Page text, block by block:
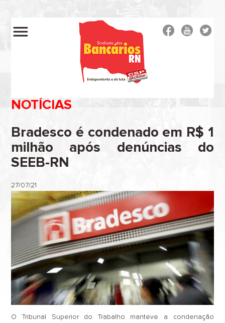
menu
NOTÍCIAS
Bradesco é condenado em R$ 1
milhão após denúncias do
SEEB-RN
27/07/21
O Tribunal Superior do Trabalho manteve a condenação